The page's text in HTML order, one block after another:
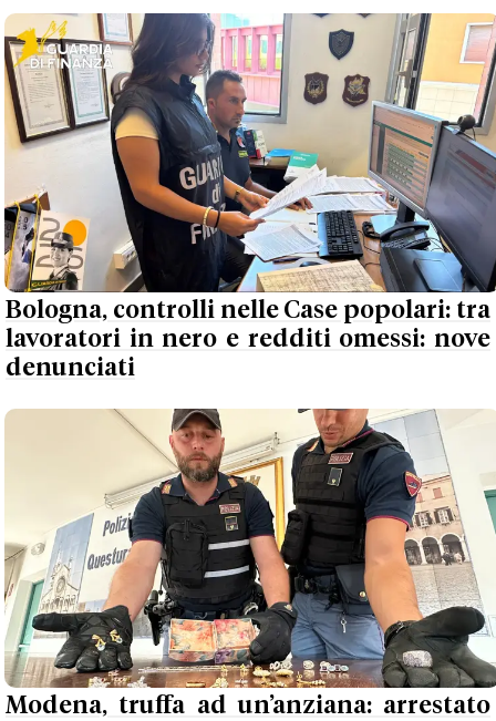
Bologna, controlli nelle Case popolari: tra
lavoratori in nero e redditi omessi: nove
denunciati
Modena, truffa ad un’anziana: arrestato